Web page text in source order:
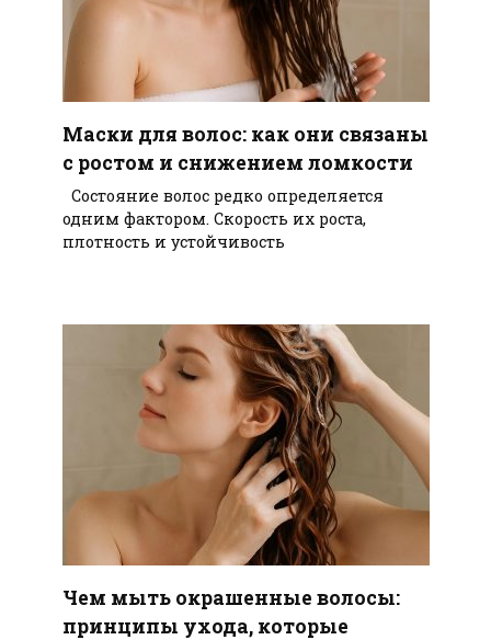
Маски для волос: как они связаны
с ростом и снижением ломкости
Состояние волос редко определяется
одним фактором. Скорость их роста,
плотность и устойчивость
Чем мыть окрашенные волосы:
принципы ухода, которые